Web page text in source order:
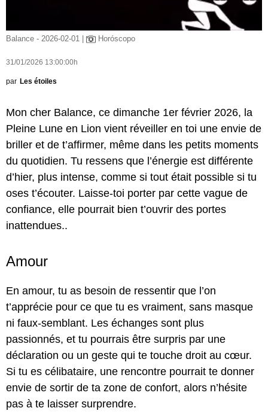
Balance - 2026-02-01 | Horóscopo
31/01/2026 13:00:00h
par Les étoiles
Mon cher Balance, ce dimanche 1er février 2026, la
Pleine Lune en Lion vient réveiller en toi une envie de
briller et de t’affirmer, même dans les petits moments
du quotidien. Tu ressens que l’énergie est différente
d’hier, plus intense, comme si tout était possible si tu
oses t’écouter. Laisse-toi porter par cette vague de
confiance, elle pourrait bien t’ouvrir des portes
inattendues..
Amour
En amour, tu as besoin de ressentir que l’on
t’apprécie pour ce que tu es vraiment, sans masque
ni faux-semblant. Les échanges sont plus
passionnés, et tu pourrais être surpris par une
déclaration ou un geste qui te touche droit au cœur.
Si tu es célibataire, une rencontre pourrait te donner
envie de sortir de ta zone de confort, alors n’hésite
pas à te laisser surprendre.